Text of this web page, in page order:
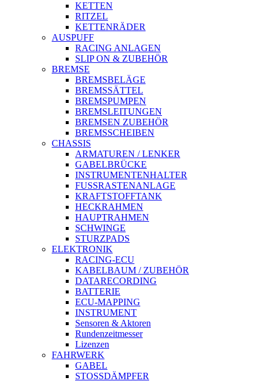
KETTEN
RITZEL
KETTENRÄDER
AUSPUFF
RACING ANLAGEN
SLIP ON & ZUBEHÖR
BREMSE
BREMSBELÄGE
BREMSSÄTTEL
BREMSPUMPEN
BREMSLEITUNGEN
BREMSEN ZUBEHÖR
BREMSSCHEIBEN
CHASSIS
ARMATUREN / LENKER
GABELBRÜCKE
INSTRUMENTENHALTER
FUSSRASTENANLAGE
KRAFTSTOFFTANK
HECKRAHMEN
HAUPTRAHMEN
SCHWINGE
STURZPADS
ELEKTRONIK
RACING-ECU
KABELBAUM / ZUBEHÖR
DATARECORDING
BATTERIE
ECU-MAPPING
INSTRUMENT
Sensoren & Aktoren
Rundenzeitmesser
Lizenzen
FAHRWERK
GABEL
STOSSDÄMPFER